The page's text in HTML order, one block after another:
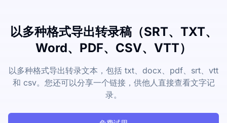
以多种格式导出转录稿（SRT、TXT、
Word、PDF、CSV、VTT）
以多种格式导出转录文本，包括 txt、docx、pdf、srt、vtt
和 csv。您还可以分享一个链接，供他人直接查看文字记
录。